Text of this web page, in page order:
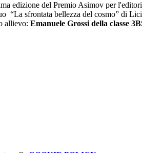
edizione del Premio Asimov per
“La sfrontata bellezza del cosmo” di
allievo: Emanuele Grossi della classe